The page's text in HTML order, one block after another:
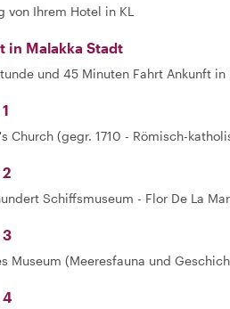
von Ihrem Hotel in KL
in Malakka Stadt
und 45 Minuten Fahrt Ankunft
Church (gegr. 1710 - Römisch-
Schiffsmuseum - Flor De La
3
Museum (Meeresfauna und
4